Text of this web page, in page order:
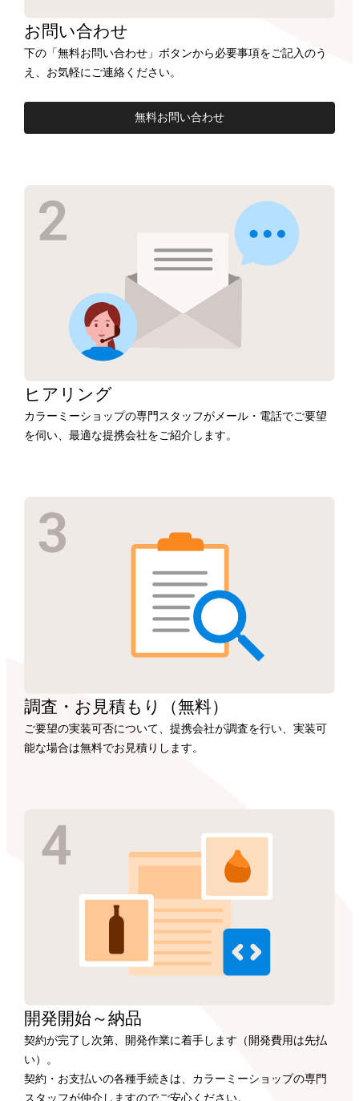
お問い合わせ
下の「無料お問い合わせ」ボタンから必要事項をご記入のう
え、お気軽にご連絡ください。
無料お問い合わせ
ヒアリング
カラーミーショップの専門スタッフがメール・電話でご要望
を伺い、最適な提携会社をご紹介します。
調査・お見積もり （無料）
ご要望の実装可否について、提携会社が調査を行い、実装可
能な場合は無料でお見積りします。
開発開始～納品
契約が完了し次第、開発作業に着手します（開発費用は先払
い）。
契約・お支払いの各種手続きは、カラーミーショップの専門
スタッフが仲介しますのでご安心ください。